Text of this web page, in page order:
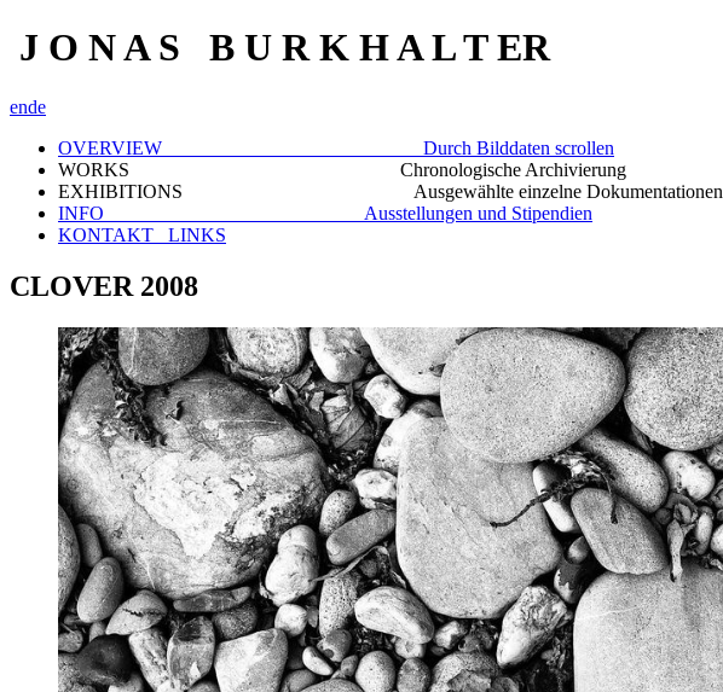
J O N A S B U R K H A L T ER
ende
OVERVIEW Durch Bilddaten scrollen
WORKS Chronologische Archivierung
EXHIBITIONS Ausgewählte einzelne Dokumentationen
INFO Ausstellungen und Stipendien
KONTAKT_ LINKS
CLOVER 2008